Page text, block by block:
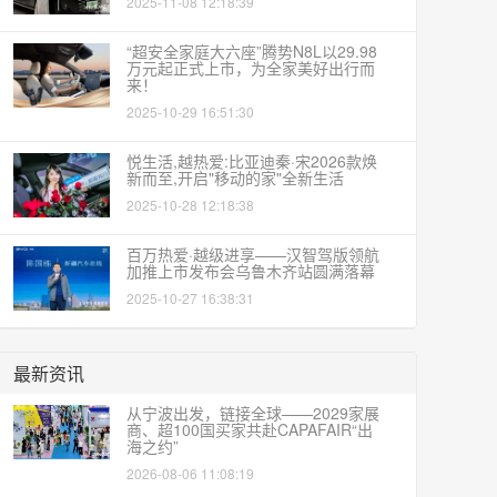
“超安全家庭大六座”腾势N8L以29.98
万元起正式上市，为全家美好出行而
来！
2025-10-29 16:51:30
悦生活,越热爱:比亚迪秦·宋2026款焕
新而至,开启"移动的家"全新生活
2025-10-28 12:18:38
百万热爱·越级进享——汉智驾版领航
加推上市发布会乌鲁木齐站圆满落幕
2025-10-27 16:38:31
最新资讯
从宁波出发，链接全球——2029家展
商、超100国买家共赴CAPAFAIR“出
海之约”
2026-08-06 11:08:19